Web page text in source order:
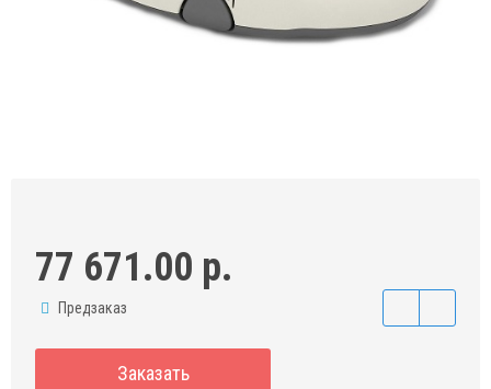
77 671.00 р.
Предзаказ
Заказать